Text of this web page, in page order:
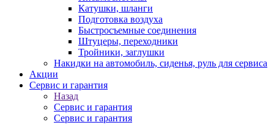
Катушки, шланги
Подготовка воздуха
Быстросъемные соединения
Штуцеры, переходники
Тройники, заглушки
Накидки на автомобиль, сиденья, руль для сервиса
Акции
Сервис и гарантия
Назад
Сервис и гарантия
Сервис и гарантия